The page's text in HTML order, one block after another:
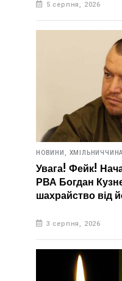
5 серпня, 2026
НОВИНИ,
Увага! Фейк!
РВА Богдан
шахрайство від
3 серпня, 2026